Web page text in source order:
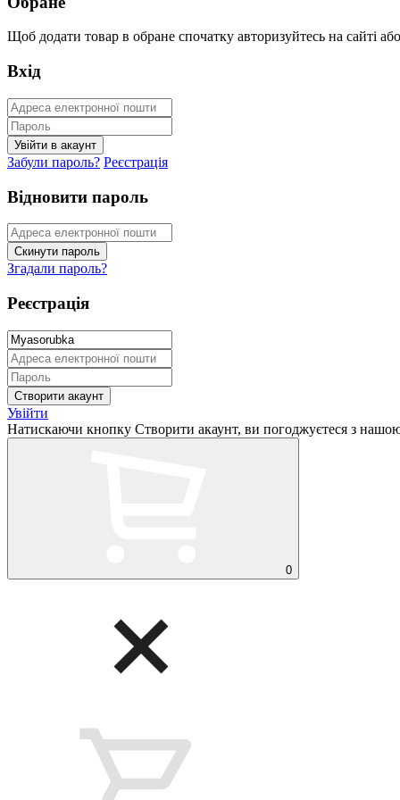
Щоб додати товар в обране спочатку авторизуйтесь на сайті або
Вхід
Забули пароль? Реєстрація
Відновити пароль
Згадали пароль?
Реєстрація
Увійти
Натискаючи кнопку Створити акаунт, ви погоджуєтеся з
0